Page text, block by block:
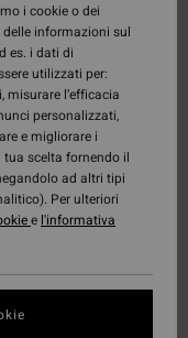
i cookie o dei
informazioni sul
es. i dati di
utilizzati per:
l’efficacia
personalizzati,
e migliorare i
scelta fornendo il
ad altri tipi
Per ulteriori
e l'informativa